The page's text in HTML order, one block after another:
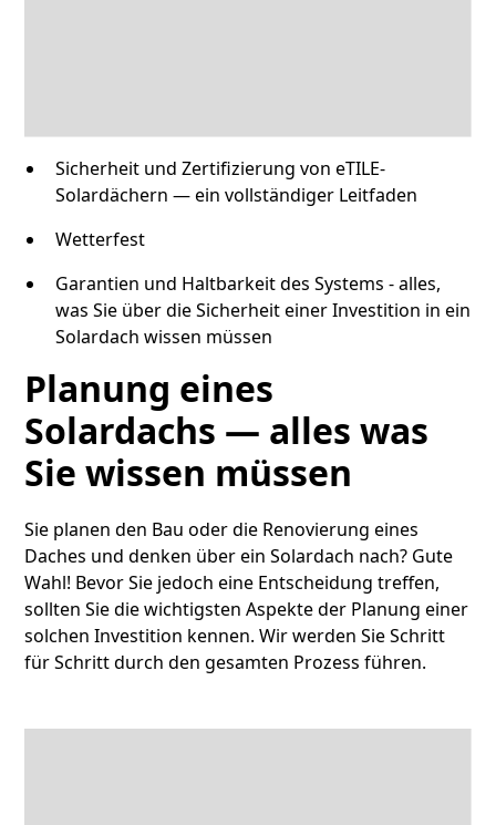
Sicherheit und Zertifizierung von eTILE-
Solardächern — ein vollständiger Leitfaden
Wetterfest
Garantien und Haltbarkeit des Systems - alles,
was Sie über die Sicherheit einer Investition in ein
Solardach wissen müssen
Planung eines
Solardachs — alles was
Sie wissen müssen
Sie planen den Bau oder die Renovierung eines
Daches und denken über ein Solardach nach? Gute
Wahl! Bevor Sie jedoch eine Entscheidung treffen,
sollten Sie die wichtigsten Aspekte der Planung einer
solchen Investition kennen. Wir werden Sie Schritt
für Schritt durch den gesamten Prozess führen.